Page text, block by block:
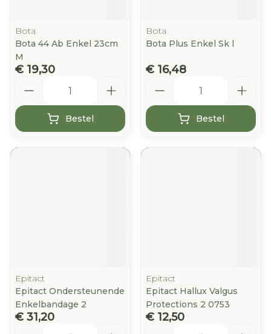
Bota
Bota 44 Ab Enkel 23cm
M
€ 19,30
Bestel
Bota
Bota Plus Enkel Sk l
€ 16,48
Bestel
Epitact
Epitact Ondersteunende
Enkelbandage 2
€ 31,20
Epitact
Epitact Hallux Valgus
Protections 2 0753
€ 12,50